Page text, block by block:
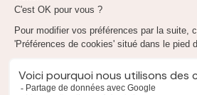
Annuités garanties/réversibles